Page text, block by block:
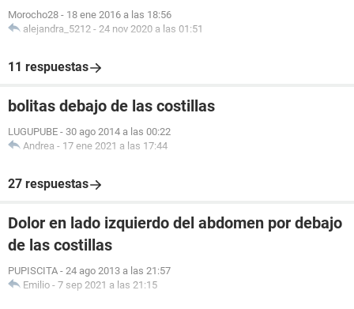
Morocho28 - 18 ene 2016 a las 18:56
alejandra_5212 - 24 nov 2020 a las 01:51
11 respuestas
bolitas debajo de las costillas
LUGUPUBE - 30 ago 2014 a las 00:22
Andrea - 17 ene 2021 a las 17:44
27 respuestas
Dolor en lado izquierdo del abdomen por debajo
de las costillas
PUPISCITA - 24 ago 2013 a las 21:57
Emilio - 7 sep 2021 a las 21:15